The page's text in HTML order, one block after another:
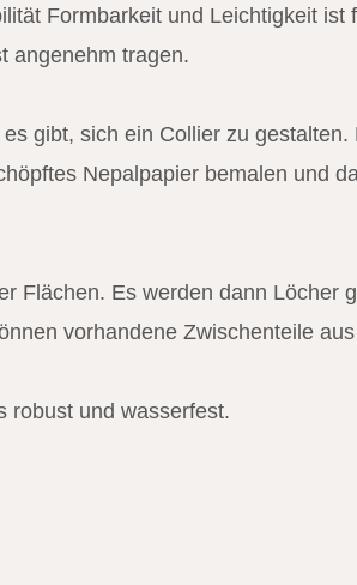
Formbarkeit und Leichtigkeit
angenehm tragen.
gibt, sich ein Collier zu
Nepalpapier bemalen und
Flächen. Es werden dann Löcher
vorhandene Zwischenteile
robust und wasserfest.